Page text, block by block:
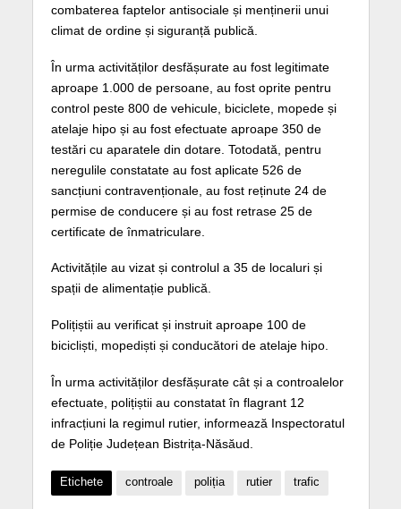
combaterea faptelor antisociale și menținerii unui
climat de ordine și siguranță publică.
În urma activităților desfășurate au fost legitimate
aproape 1.000 de persoane, au fost oprite pentru
control peste 800 de vehicule, biciclete, mopede și
atelaje hipo și au fost efectuate aproape 350 de
testări cu aparatele din dotare. Totodată, pentru
neregulile constatate au fost aplicate 526 de
sancțiuni contravenționale, au fost reținute 24 de
permise de conducere și au fost retrase 25 de
certificate de înmatriculare.
Activitățile au vizat și controlul a 35 de localuri și
spații de alimentație publică.
Polițiștii au verificat și instruit aproape 100 de
bicicliști, mopediști și conducători de atelaje hipo.
În urma activităților desfășurate cât și a controalelor
efectuate, polițiștii au constatat în flagrant 12
infracțiuni la regimul rutier, informează Inspectoratul
de Poliție Județean Bistrița-Năsăud.
Etichete controale poliția rutier trafic